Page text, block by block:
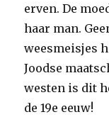
erven. De
haar man.
weesmeisjes
Joodse
westen is dit
de 19e eeuw!